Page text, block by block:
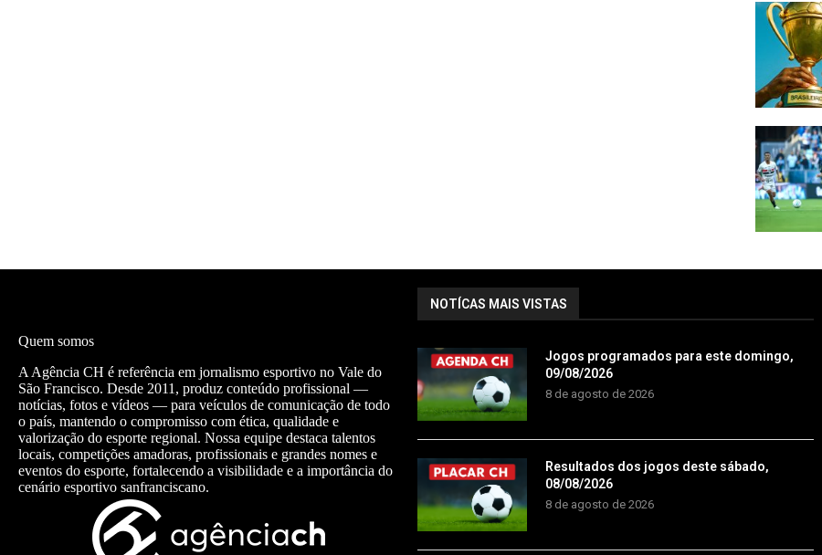
Quem somos
A Agência CH é referência em jornalismo esportivo no Vale do
São Francisco. Desde 2011, produz conteúdo profissional —
notícias, fotos e vídeos — para veículos de comunicação de todo
o país, mantendo o compromisso com ética, qualidade e
valorização do esporte regional. Nossa equipe destaca talentos
locais, competições amadoras, profissionais e grandes nomes e
eventos do esporte, fortalecendo a visibilidade e a importância do
cenário esportivo sanfranciscano.
NOTÍCAS MAIS VISTAS
Jogos programados para este domingo,
09/08/2026
8 de agosto de 2026
Resultados dos jogos deste sábado,
08/08/2026
8 de agosto de 2026